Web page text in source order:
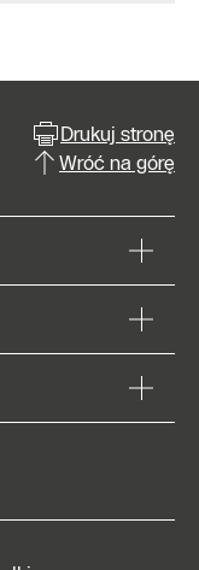
Drukuj stronę
Wróć na górę